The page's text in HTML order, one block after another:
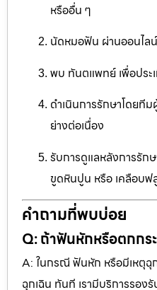
หรืออื่น ๆ
นัดหมอฟัน ผ่านออนไล
พบ ทันตแพทย์ เพื่อประ
ดำเนินการรักษาโดยที
ย่างต่อเนื่อง
รับการดูแลหลังการรัก
ขูดหินปูน หรือ เคลือบฟ
คำถามที่พบบ่อย
Q: ถ้าฟันหักหรือตกกร
A: ในกรณี ฟันหัก หรือมีเหตุ
ฉุกเฉิน ทันที เรามีบริการรอง